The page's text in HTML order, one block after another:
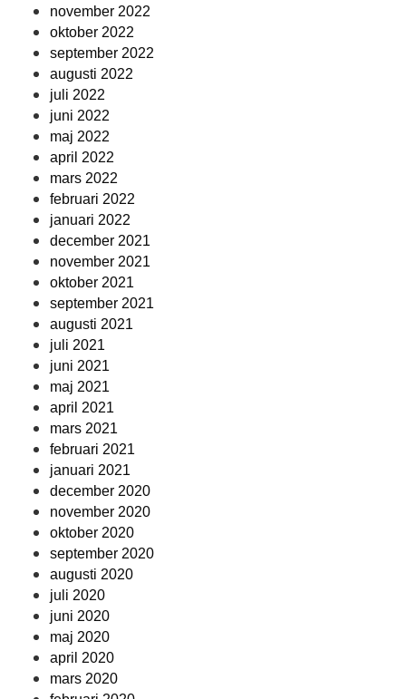
november 2022
oktober 2022
september 2022
augusti 2022
juli 2022
juni 2022
maj 2022
april 2022
mars 2022
februari 2022
januari 2022
december 2021
november 2021
oktober 2021
september 2021
augusti 2021
juli 2021
juni 2021
maj 2021
april 2021
mars 2021
februari 2021
januari 2021
december 2020
november 2020
oktober 2020
september 2020
augusti 2020
juli 2020
juni 2020
maj 2020
april 2020
mars 2020